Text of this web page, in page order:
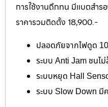
การใช้งานถึกทน มีแบตสำร
ราคารวมติดตั้ง 18,900.-
ปลอดภัยจากไฟดูด
ระบบ Anti Jam ชนไ
ระบบหยุด Hall
ระบบ Slow Down มี